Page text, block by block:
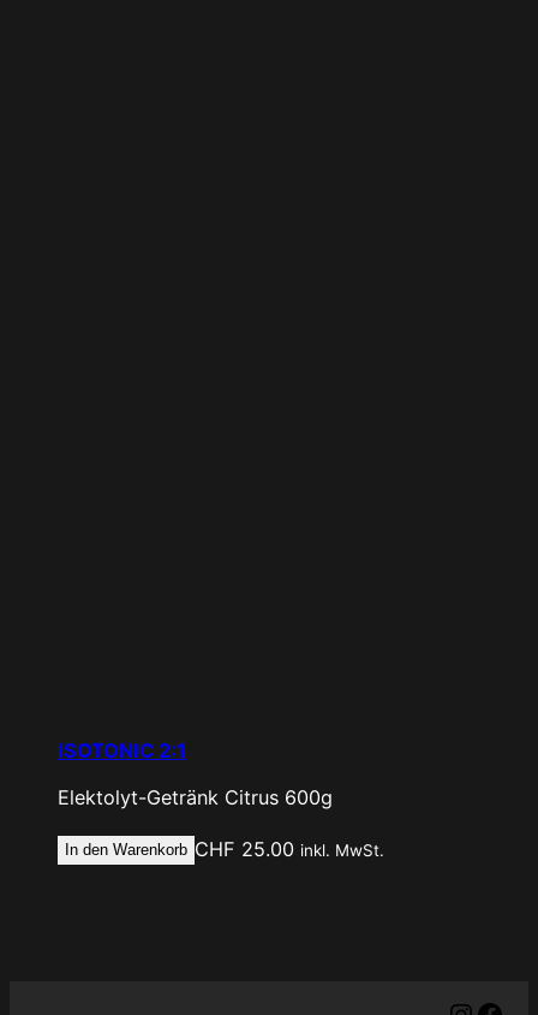
ISOTONIC 2:1
Elektolyt-Getränk Citrus 600g
In den Warenkorb CHF 25.00 inkl. MwSt.